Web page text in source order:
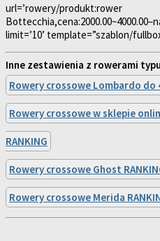
url=’rowery/
limit=’10’ template=”szablon/
Inne zestawienia z rowerami
Rowery crossowe Lombardo do
Rowery crossowe w sklepie
RANKING
Rowery crossowe Ghost
Rowery crossowe Merida